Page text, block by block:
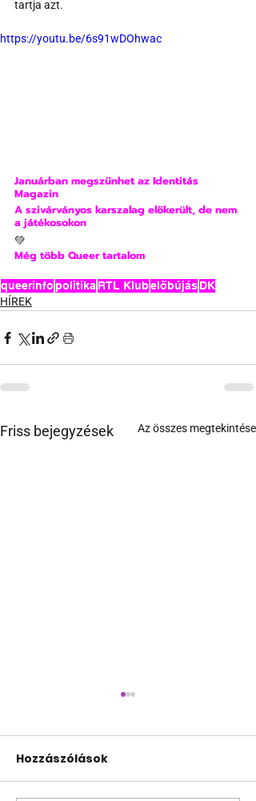
tartja azt.
https://youtu.be/6s91wDOhwac
Januárban megszűnhet az Identitás
Magazin
A szivárványos karszalag előkerült, de nem
a játékosokon
💚
Még több Queer tartalom
queerinfopolitika RTL KlubelőbújásDK
HÍREK
Friss bejegyzések Az összes megtekintése
Hozzászólások